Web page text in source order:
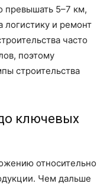
превышать 5–7 км,
логистику и ремонт
часто
поэтому
строительства
ключевых
относительно
Чем дальше